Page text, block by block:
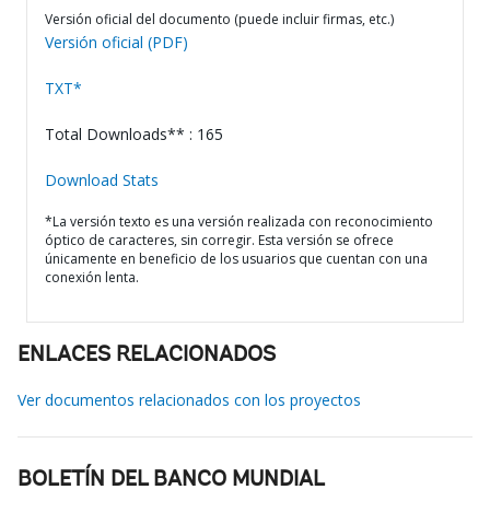
Versión oficial del documento (puede incluir firmas, etc.)
Versión oficial (PDF)
TXT*
Total Downloads** : 165
Download Stats
*La versión texto es una versión realizada con reconocimiento
óptico de caracteres, sin corregir. Esta versión se ofrece
únicamente en beneficio de los usuarios que cuentan con una
conexión lenta.
ENLACES RELACIONADOS
Ver documentos relacionados con los proyectos
BOLETÍN DEL BANCO MUNDIAL